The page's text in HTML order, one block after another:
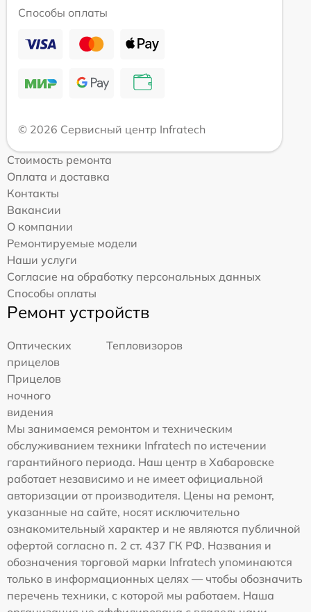
Способы оплаты
© 2026 Сервисный центр Infratech
Стоимость ремонта
Оплата и доставка
Контакты
Вакансии
О компании
Ремонтируемые модели
Наши услуги
Согласие на обработку персональных данных
Способы оплаты
Ремонт устройств
Оптических
прицелов
Тепловизоров
Прицелов
ночного
видения
Мы занимаемся ремонтом и техническим
обслуживанием техники Infratech по истечении
гарантийного периода. Наш центр в Хабаровске
работает независимо и не имеет официальной
авторизации от производителя. Цены на ремонт,
указанные на сайте, носят исключительно
ознакомительный характер и не являются публичной
офертой согласно п. 2 ст. 437 ГК РФ. Названия и
обозначения торговой марки Infratech упоминаются
только в информационных целях — чтобы обозначить
перечень техники, с которой мы работаем. Наша